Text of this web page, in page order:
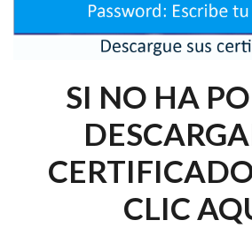
SI NO HA
CLIC